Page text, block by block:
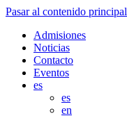
Pasar al contenido principal
Admisiones
Noticias
Contacto
Eventos
es
es
en